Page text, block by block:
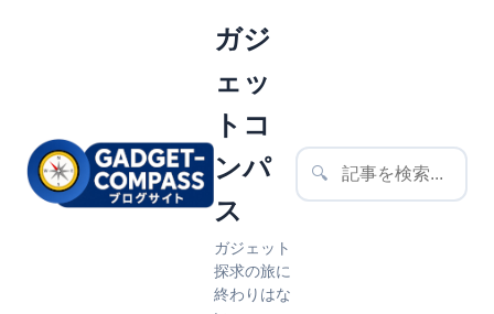
ガジ
ェッ
トコ
ンパ
ス
ガジェット
探求の旅に
終わりはな
🔍